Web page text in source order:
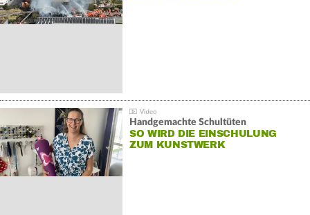
Handgemachte Schultüten
SO WIRD DIE EINSCHULUNG
ZUM KUNSTWERK